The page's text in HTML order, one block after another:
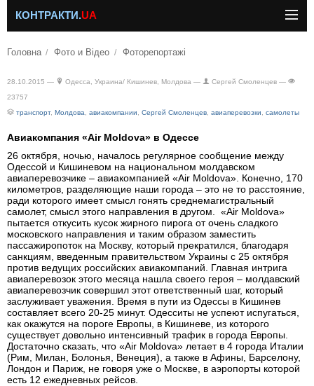
КОНТРАКТИ.UA
Головна Фото и Відео Фоторепортажі
28.10.2015 — Одесса, Украина/ Кишинев, Молдова —
Сергей Смоленцев —
23757
транспорт, Молдова авиакомпании Сергей Смоленцев авиаперевозки самолеты
Авиакомпания «Air Moldova» в Одессе
26 октября, ночью, началось регулярное сообщение между
Одессой и Кишиневом на национальном молдавском
авиаперевозчике – авиакомпанией «Air Moldova». Конечно, 170
километров, разделяющие наши города – это не то расстояние,
ради которого имеет смысл гонять среднемагистральный
самолет, смысл этого направления в другом. «Air Moldova»
пытается откусить кусок жирного пирога от очень сладкого
московского направления и таким образом заместить
пассажиропоток на Москву, который прекратился, благодаря
санкциям, введенным правительством Украины с 25 октября
против ведущих российских авиакомпаний. Главная интрига
авиаперевозок этого месяца нашла своего героя – молдавский
авиаперевозчик совершил этот ответственный шаг, который
заслуживает уважения. Время в пути из Одессы в Кишинев
составляет всего 20-25 минут. Одесситы не успеют испугаться,
как окажутся на пороге Европы, в Кишиневе, из которого
существует довольно интенсивный трафик в города Европы.
Достаточно сказать, что «Air Moldova» летает в 4 города Италии
(Рим, Милан, Болонья, Венеция), а также в Афины, Барселону,
Лондон и Париж, не говоря уже о Москве, в аэропорты которой
есть 12 ежедневных рейсов.